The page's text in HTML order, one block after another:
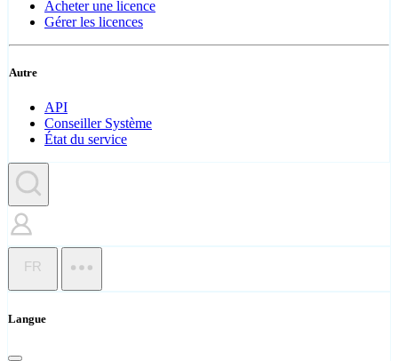
Acheter une licence
Gérer les licences
Autre
API
Conseiller Système
État du service
FR
Langue